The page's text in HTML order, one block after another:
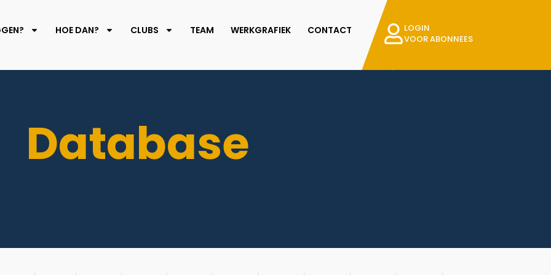
HOE DAN? CLUBS TEAM WERKGRAFIEK CONTACT
LOGIN
VOOR ABONNEES
Database